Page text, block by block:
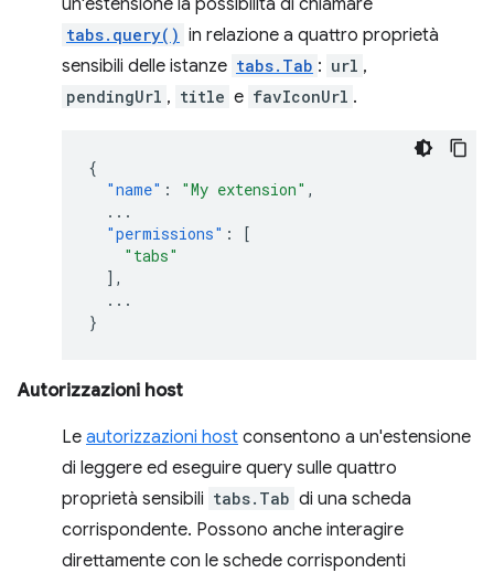
un'estensione la possibilità di chiamare
tabs.query() in relazione a quattro proprietà
sensibili delle istanze tabs.Tab : url ,
pendingUrl , title e favIconUrl .
{
"name" : "My extension" ,
...
"permissions" :
[
"tabs"
],
...
}
Autorizzazioni host
Le autorizzazioni host consentono a un'estensione
di leggere ed eseguire query sulle quattro
proprietà sensibili tabs.Tab di una scheda
corrispondente. Possono anche interagire
direttamente con le schede corrispondenti